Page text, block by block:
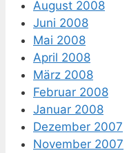
August 2008
Juni 2008
Mai 2008
April 2008
März 2008
Februar 2008
Januar 2008
Dezember 2007
November 2007